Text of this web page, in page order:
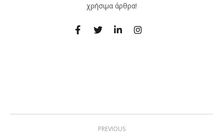
χρήσιμα άρθρα!
PREVIOUS